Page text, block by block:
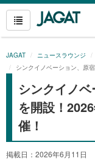
JAGAT ニュースラウンジ
シンクイノベーション、原
シンクイノ
を開設！
催！
掲載日：2026年6月11日